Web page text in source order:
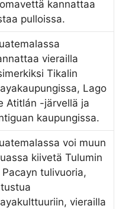
kannattaa
pulloissa.
vierailla
Tikalin
Lago
Atitlán -järvellä ja
kaupungissa.
voi muun
kiivetä Tulumin
Pacayn tulivuoria,
vierailla